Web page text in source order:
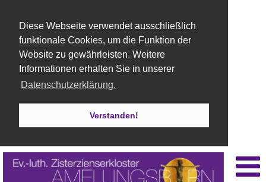
Diese Webseite verwendet ausschließlich
funktionale Cookies, um die Funktion der
Website zu gewährleisten. Weitere
Informationen erhalten Sie in unserer
Datenschutzerklärung.
Verstanden!